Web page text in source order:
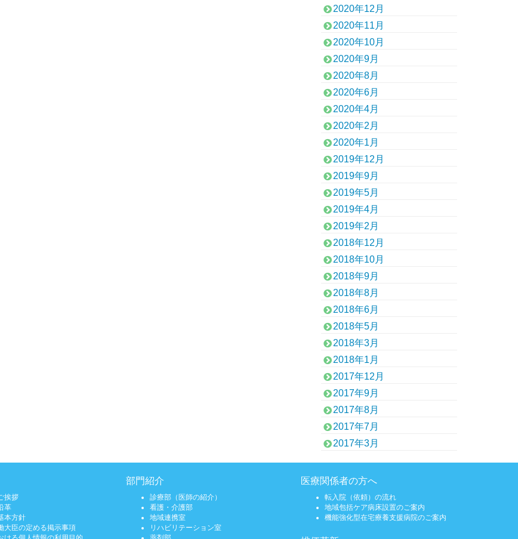
2020年12月
2020年11月
2020年10月
2020年9月
2020年8月
2020年6月
2020年4月
2020年2月
2020年1月
2019年12月
2019年9月
2019年5月
2019年4月
2019年2月
2018年12月
2018年10月
2018年9月
2018年8月
2018年6月
2018年5月
2018年3月
2018年1月
2017年12月
2017年9月
2017年8月
2017年7月
2017年3月
挨拶
革
本方針
大臣の定める掲示事項
部門紹介
診療部（医師の紹介）
看護・介護部
地域連携室
リハビリテーション室
医療関係者の方へ
転入院（依頼）の流れ
地域包括ケア病床設置のご案内
機能強化型在宅療養支援病院のご案内